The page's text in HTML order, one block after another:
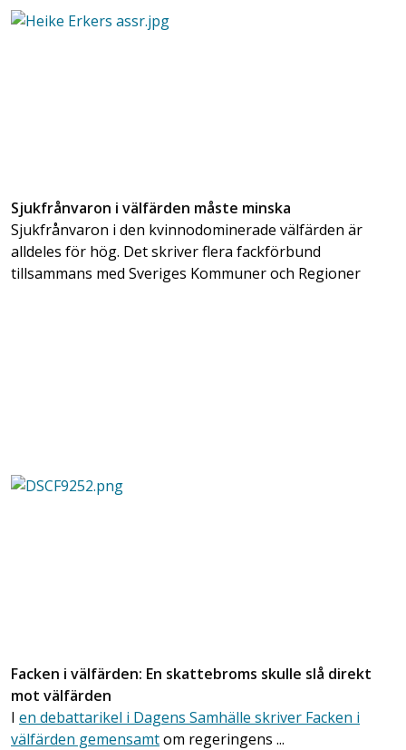
Sjukfrånvaron i välfärden måste minska
Sjukfrånvaron i den kvinnodominerade välfärden är
alldeles för hög. Det skriver flera fackförbund
tillsammans med Sveriges Kommuner och Regioner
Facken i välfärden: En skattebroms skulle slå direkt
mot välfärden
I en debattarikel i Dagens Samhälle skriver Facken i
välfärden gemensamtom regeringens ...